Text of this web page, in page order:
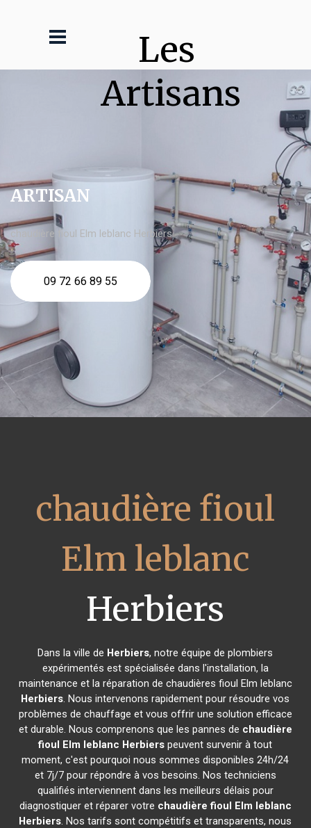
Les
Artisans
ARTISAN
chaudière fioul Elm leblanc Herbiers
09 72 66 89 55
chaudière fioul
Elm leblanc
Herbiers
Dans la ville de Herbiers, notre équipe de plombiers
expérimentés est spécialisée dans l'installation, la
maintenance et la réparation de chaudières fioul Elm leblanc
Herbiers. Nous intervenons rapidement pour résoudre vos
problèmes de chauffage et vous offrir une solution efficace
et durable. Nous comprenons que les pannes de chaudière
fioul Elm leblanc Herbiers peuvent survenir à tout
moment, c'est pourquoi nous sommes disponibles 24h/24
et 7j/7 pour répondre à vos besoins. Nos techniciens
qualifiés interviennent dans les meilleurs délais pour
diagnostiquer et réparer votre chaudière fioul Elm leblanc
Herbiers. Nos tarifs sont compétitifs et transparents, nous